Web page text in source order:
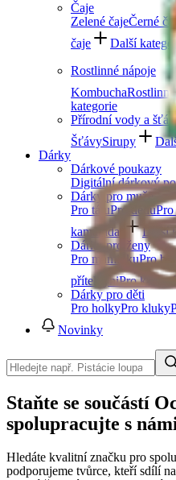
Čaje
Zelené čajeČerné čaje
čaje
Další
Rostlinné nápoje
KombuchaRostlinná
kategorie
Přírodní vody a
ŠťávySirupy
Dárky
Dárkové poukazy
Digitální dárkový
Dárky pro muže
Pro tátuPro děduPro
kamaráda
Další
Dárky pro ženy
Pro maminkuPro
přítelkyniPro
Dárky pro děti
Pro holkyPro kluky
Novinky
Staňte se součástí
spolupracujte s
Hledáte kvalitní značku pro
podporujeme tvůrce, kteří sdílí